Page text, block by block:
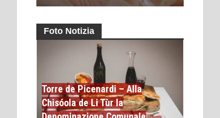
Foto Notizia
Torre de Picenardi – Alla
Chisóola de Li Tùr la